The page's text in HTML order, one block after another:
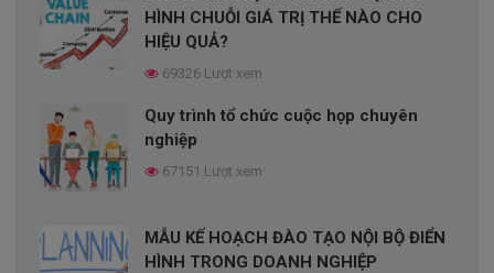
Xây dựng kế hoạch đào tạo nhân viên
trong doanh nghiệp
Quy trình tổ chức cuộc họp chuyên
nghiệp
ĐƯỜNG CONG LÃNG QUÊN
HÌNH CHUỖI GIÁ TRỊ THẾ NÀO CHO
HIỆU QUẢ?
69326 Lượt xem
Quy trình tổ chức cuộc họp chuyên
nghiệp
67151 Lượt xem
MẪU KẾ HOẠCH ĐÀO TẠO NỘI BỘ ĐIỂN
HÌNH TRONG DOANH NGHIỆP